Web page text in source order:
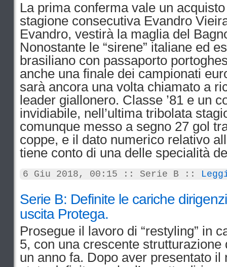
La prima conferma vale un
stagione consecutiva Evandro
Evandro, vestirà la maglia del
Nonostante le “sirene” italiane ed
brasiliano con passaporto
anche una finale dei campionati
sarà ancora una volta chiamato a
leader giall onero. Classe ’81 e un
invidiabile, nell’ultima tribolata
comunque messo a segno 27 gol
coppe, e il dato numerico relativo
tiene conto di una delle specialità
6 Giu 2018, 00:15 :: Serie B ::
Serie B: Definite le cariche
uscita Protega.
Prosegue il lavoro di “restyling” in
5, con una crescente strutturazione
un anno fa. Dopo aver presentato il